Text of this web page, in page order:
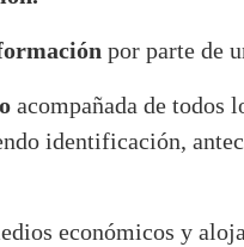
por parte de
acompañada de todos
identificación,
económicos y